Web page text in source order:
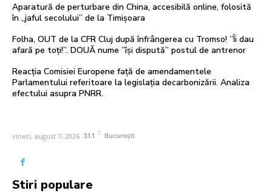
Aparatură de perturbare din China, accesibilă online, folosită
în „jaful secolului” de la Timișoara
Folha, OUT de la CFR Cluj după înfrângerea cu Tromso! ”Îi dau
afară pe toți!”. DOUĂ nume ”își dispută” postul de antrenor
Reacția Comisiei Europene față de amendamentele
Parlamentului referitoare la legislația decarbonizării. Analiza
efectului asupra PNRR.
vineri, august 7, 2026 31.1 C București
Stiri populare